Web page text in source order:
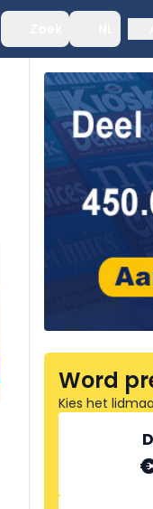
Word
Kies het